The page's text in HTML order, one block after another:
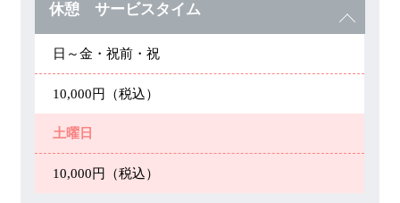
休憩 サービスタイム
日～金・祝前・祝
10,000円（税込）
土曜日
10,000円（税込）